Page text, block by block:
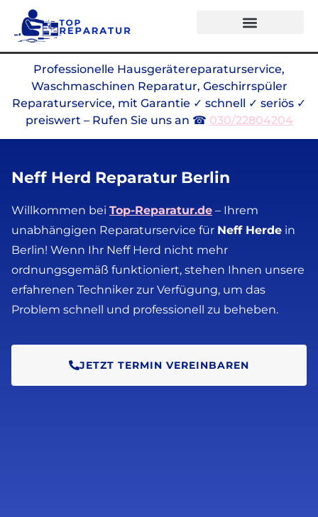
Professionelle Hausgerätereparaturservice,
Waschmaschinen Reparatur, Geschirrspüler
Reparaturservice, mit Garantie ✓ schnell ✓ seriös ✓
preiswert – Rufen Sie uns an ☎ 030/22804204
Neff Herd Reparatur Berlin
Willkommen bei Top-Reparatur.de – Ihrem
unabhängigen Reparaturservice für Neff Herde in
Berlin! Wenn Ihr Neff Herd nicht mehr
ordnungsgemäß funktioniert, stehen Ihnen unsere
erfahrenen Techniker zur Verfügung, um das
Problem schnell und professionell zu beheben.
JETZT TERMIN VEREINBAREN